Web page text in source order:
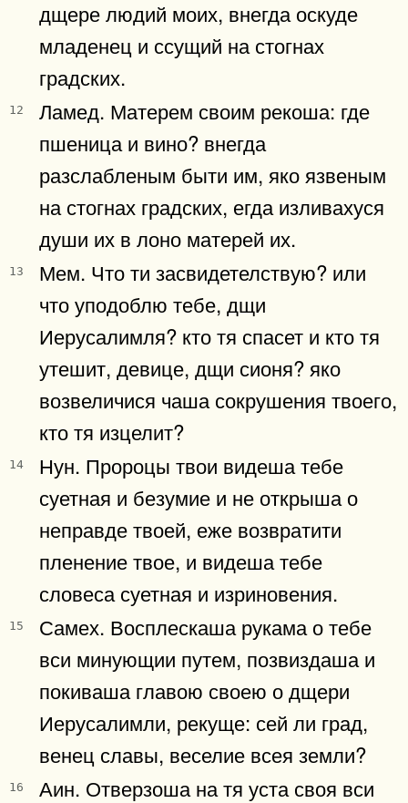
дщере людий моих, внегда оскуде
младенец и ссущий на стогнах
градских.
12
Ламед. Матерем своим рекоша: где
пшеница и вино? внегда
разслабленым быти им, яко язвеным
на стогнах градских, егда изливахуся
души их в лоно матерей их.
13
Мем. Что ти засвидетелствую? или
что уподоблю тебе, дщи
Иерусалимля? кто тя спасет и кто тя
утешит, девице, дщи сионя? яко
возвеличися чаша сокрушения твоего,
кто тя изцелит?
14
Нун. Пророцы твои видеша тебе
суетная и безумие и не открыша о
неправде твоей, еже возвратити
пленение твое, и видеша тебе
словеса суетная и изриновения.
15
Самех. Восплескаша рукама о тебе
вси минующии путем, позвиздаша и
покиваша главою своею о дщери
Иерусалимли, рекуще: сей ли град,
венец славы, веселие всея земли?
16
Аин. Отверзоша на тя уста своя вси